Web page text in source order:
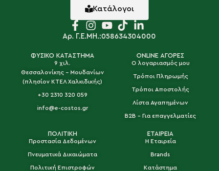
Κατάλογοι
Αρ. Γ.Ε.ΜΗ.:058634304000
ΦΥΣΙΚΟ ΚΑΤΑΣΤΗΜΑ
9 χιλ.
Θεσσαλονίκης - Μουδανίων
(πλησίον ΚΤΕΛ Χαλκιδικής)
+30 2310 320 059
info@e-costos.gr
ONLINE ΑΓΟΡΕΣ
Ο λογαριασμός μου
Τρόποι Πληρωμής
Τρόποι Αποστολής
Λίστα Αγαπημένων
B2B - Για επαγγελματίες
ΠΟΛΙΤΙΚΗ
Προστασία Δεδομένων
Πνευματικά Δικαιώματα
Πολιτική Επιστροφών
ΕΤΑΙΡΕΙΑ
Η Εταιρεία
Brands
Κατάστημα